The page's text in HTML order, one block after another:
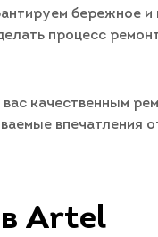
бережное
процесс
качественным
впечатления
Artel